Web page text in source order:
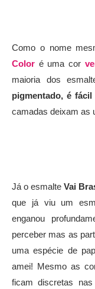
Como o nome
Color é uma cor
maioria dos
pigmentado, é
camadas deixam as
Já o esmalteVai
que já viu um
enganou
perceber mas as
uma espécie de
amei! Mesmo as
ficam discretas